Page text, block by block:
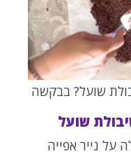
שועל? בבקשה
שועל
נייר אפייה